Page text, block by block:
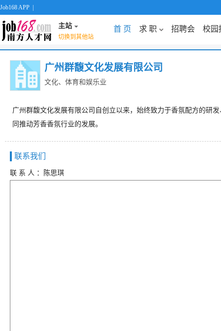
Job168 APP
主站
切换到其他站
首 页 求 职 招聘会 校园
广州群馥文化发展有限公司
文化、体育和娱乐业
广州群馥文化发展有限公司自创立以来，始终致力于香氛配方的研
同推动芳香香氛行业的发展。
联系我们
联 系 人 ：陈思琪